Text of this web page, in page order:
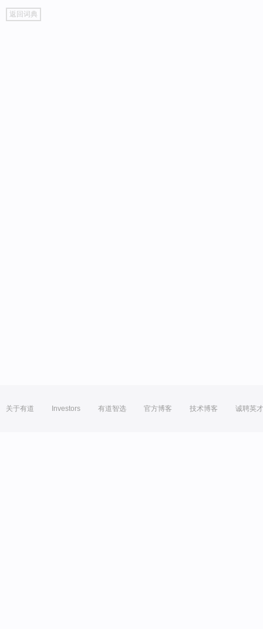
go
top
返回词典
关于有道 Investors 有道智选 官方博客 技术博客 诚聘英才